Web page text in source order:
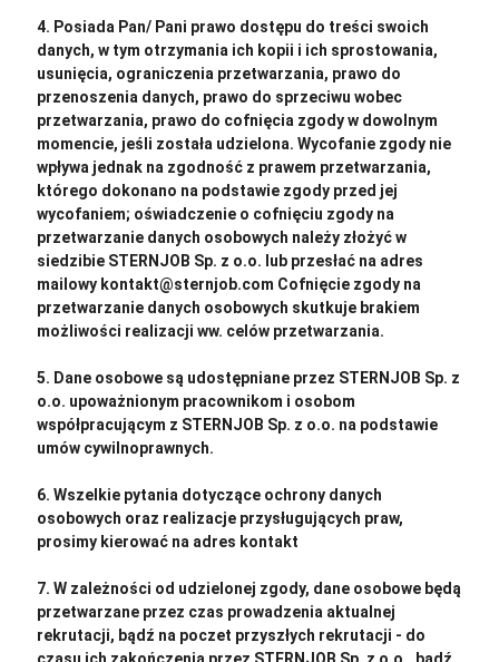
4. Posiada Pan/ Pani prawo dostępu do treści swoich
danych, w tym otrzymania ich kopii i ich sprostowania,
usunięcia, ograniczenia przetwarzania, prawo do
przenoszenia danych, prawo do sprzeciwu wobec
przetwarzania, prawo do cofnięcia zgody w dowolnym
momencie, jeśli została udzielona. Wycofanie zgody nie
wpływa jednak na zgodność z prawem przetwarzania,
którego dokonano na podstawie zgody przed jej
wycofaniem; oświadczenie o cofnięciu zgody na
przetwarzanie danych osobowych należy złożyć w
siedzibie STERNJOB Sp. z o.o. lub przesłać na adres
mailowy kontakt@sternjob.com Cofnięcie zgody na
przetwarzanie danych osobowych skutkuje brakiem
możliwości realizacji ww. celów przetwarzania.
5. Dane osobowe są udostępniane przez STERNJOB Sp. z
o.o. upoważnionym pracownikom i osobom
współpracującym z STERNJOB Sp. z o.o. na podstawie
umów cywilnoprawnych.
6. Wszelkie pytania dotyczące ochrony danych
osobowych oraz realizacje przysługujących praw,
prosimy kierować na adres kontakt
7. W zależności od udzielonej zgody, dane osobowe będą
przetwarzane przez czas prowadzenia aktualnej
rekrutacji, bądź na poczet przyszłych rekrutacji - do